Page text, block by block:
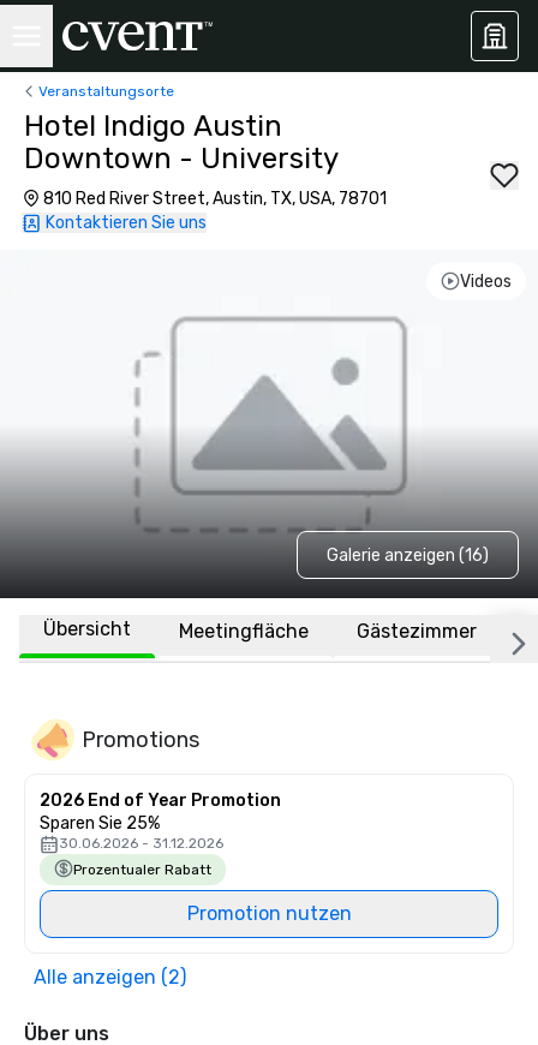
Veranstaltungsorte
Hotel Indigo Austin
Downtown - University
810 Red River Street, Austin, TX, USA, 78701
Kontaktieren Sie uns
Videos
Galerie anzeigen (16)
Übersicht Meetingfläche Gästezimmer
Promotions
2026 End of Year Promotion
Sparen Sie 25%
30.06.2026 - 31.12.2026
Prozentualer Rabatt
Promotion nutzen
Alle anzeigen (2)
Über uns